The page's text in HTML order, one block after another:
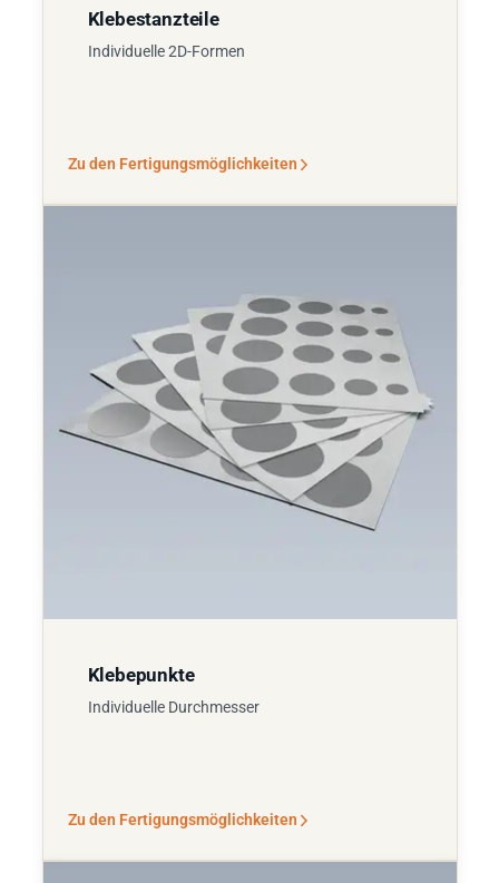
Klebestanzteile
Individuelle 2D-Formen
Zu den Fertigungsmöglichkeiten
Klebepunkte
Individuelle Durchmesser
Zu den Fertigungsmöglichkeiten